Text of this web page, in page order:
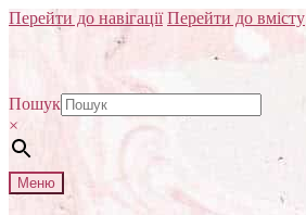
Перейти до навігації Перейти до вмісту
Пошук
×
Меню